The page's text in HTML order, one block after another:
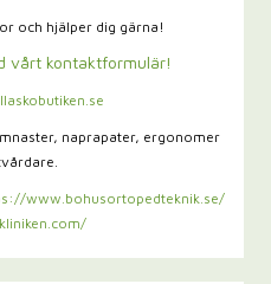
och hjälper dig gärna!
vårt kontaktformulär!
naprapater, ergonomer
www.bohusortopedteknik.se/